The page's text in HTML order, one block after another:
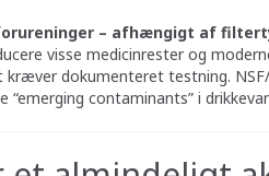
– afhængigt af
visse medicinrester og
dokumenteret testning. NSF/
“emerging contaminants” i